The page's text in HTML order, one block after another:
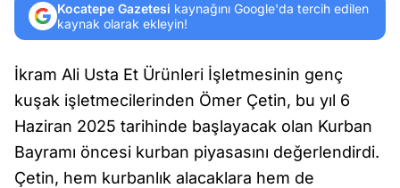
Kocatepe Gazetesi kaynağını Google'da tercih edilen
kaynak olarak ekleyin!
İkram Ali Usta Et Ürünleri İşletmesinin genç
kuşak işletmecilerinden Ömer Çetin, bu yıl 6
Haziran 2025 tarihinde başlayacak olan Kurban
Bayramı öncesi kurban piyasasını değerlendirdi.
Çetin, hem kurbanlık alacaklara hem de